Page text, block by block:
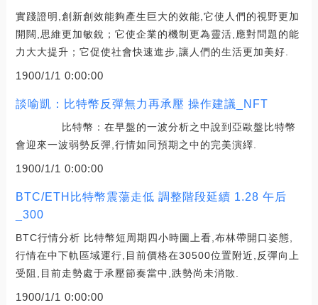
實踐證明,創新創效能夠產生巨大的效能,它使人們的視野更加
開闊,思維更加敏銳；它使企業的機制更為靈活,應對問題的能
力大大提升；它促使社會快速進步,讓人們的生活更加美好.
1900/1/1 0:00:00
談喻凱：比特幣反彈無力再承壓 操作建議_NFT
比特幣：在早盤的一波分析之中說到亞歐盤比特幣
會迎來一波弱勢反彈,行情如同預期之中的完美演繹.
1900/1/1 0:00:00
BTC/ETH比特幣震蕩走低 調整階段延續 1.28 午后
_300
BTC行情分析 比特幣短周期四小時圖上看,布林帶開口姿態,
行情在中下軌區域運行,目前價格在30500位置附近,反彈向上
受阻,目前走勢處于承壓節奏當中,跌勢尚未消散.
1900/1/1 0:00:00